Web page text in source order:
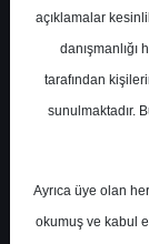
açıklamalar
tarafından
sunulmaktadır.
Ayrıca üye olan
okumuş ve kabul